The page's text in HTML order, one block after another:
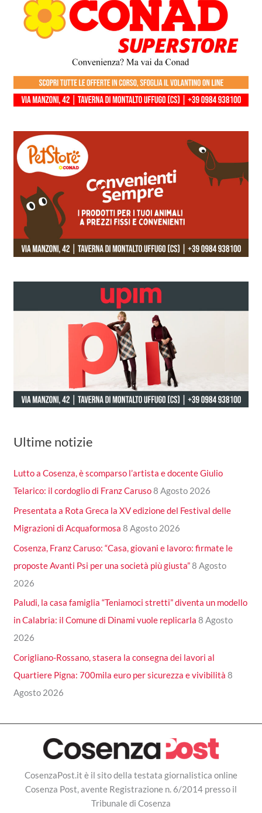
Ultime notizie
Lutto a Cosenza, è scomparso l’artista e docente Giulio
Telarico: il cordoglio di Franz Caruso8 Agosto 2026
Presentata a Rota Greca la XV edizione del Festival delle
Migrazioni di Acquaformosa 8 Agosto 2026
Cosenza, Franz Caruso: “Casa, giovani e lavoro: firmate le
proposte Avanti Psi per una società più giusta”8 Agosto
2026
Paludi, la casa famiglia “Teniamoci stretti” diventa un modello
in Calabria: il Comune di Dinami vuole replicarla 8 Agosto
2026
Corigliano-Rossano, stasera la consegna dei lavori al
Quartiere Pigna: 700mila euro per sicurezza e vivibilità 8
Agosto 2026
CosenzaPost.it è il sito della testata giornalistica online
Cosenza Post, avente Registrazione n. 6/2014 presso il
Tribunale di Cosenza